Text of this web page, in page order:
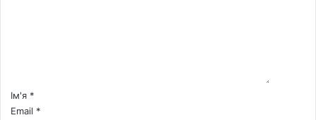
*Ім'я *
Email *